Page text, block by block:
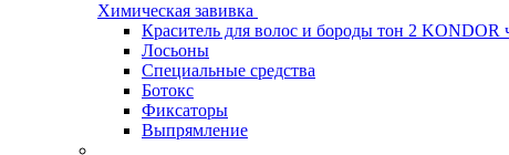
Химическая завивка
Краситель для волос и бороды тон 2 KONDOR
Лосьоны
Специальные средства
Ботокс
Фиксаторы
Выпрямление